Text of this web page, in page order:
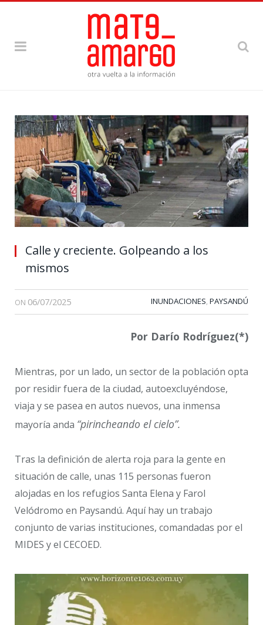
Calle y creciente. Golpeando a los
mismos
ON 06/07/2025 INUNDACIONES, PAYSANDÚ
Por Darío Rodríguez(*)
Mientras, por un lado, un sector de la población opta
por residir fuera de la ciudad, autoexcluyéndose,
viaja y se pasea en autos nuevos, una inmensa
mayoría anda “pirincheando el cielo”.
Tras la definición de alerta roja para la gente en
situación de calle, unas 115 personas fueron
alojadas en los refugios Santa Elena y Farol
Velódromo en Paysandú. Aquí hay un trabajo
conjunto de varias instituciones, comandadas por el
MIDES y el CECOED.